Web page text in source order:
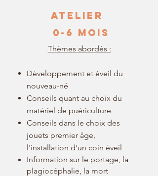
Atelier
0-6 MOIS
Thèmes abordés :
Développement et éveil du
nouveau-né
Conseils quant au choix du
matériel de puériculture
Conseils dans le choix des
jouets premier âge,
l'installation d'un coin éveil
Information sur le portage, la
plagiocéphalie, la mort